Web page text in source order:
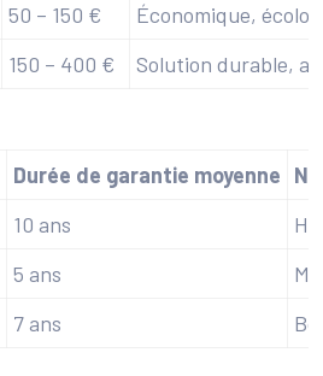
50 – 150 €
Économique,
150 – 400 € Solution durable,
Durée de garantie moyenne
10 ans
5 ans
7 ans